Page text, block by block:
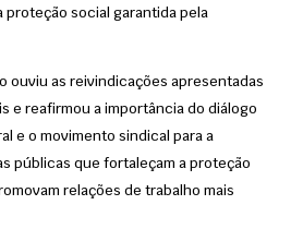
social garantida pela
ouviu as reivindicações apresentadas
e reafirmou a importância do diálogo
e o movimento sindical para a
públicas que fortaleçam a proteção
relações de trabalho mais